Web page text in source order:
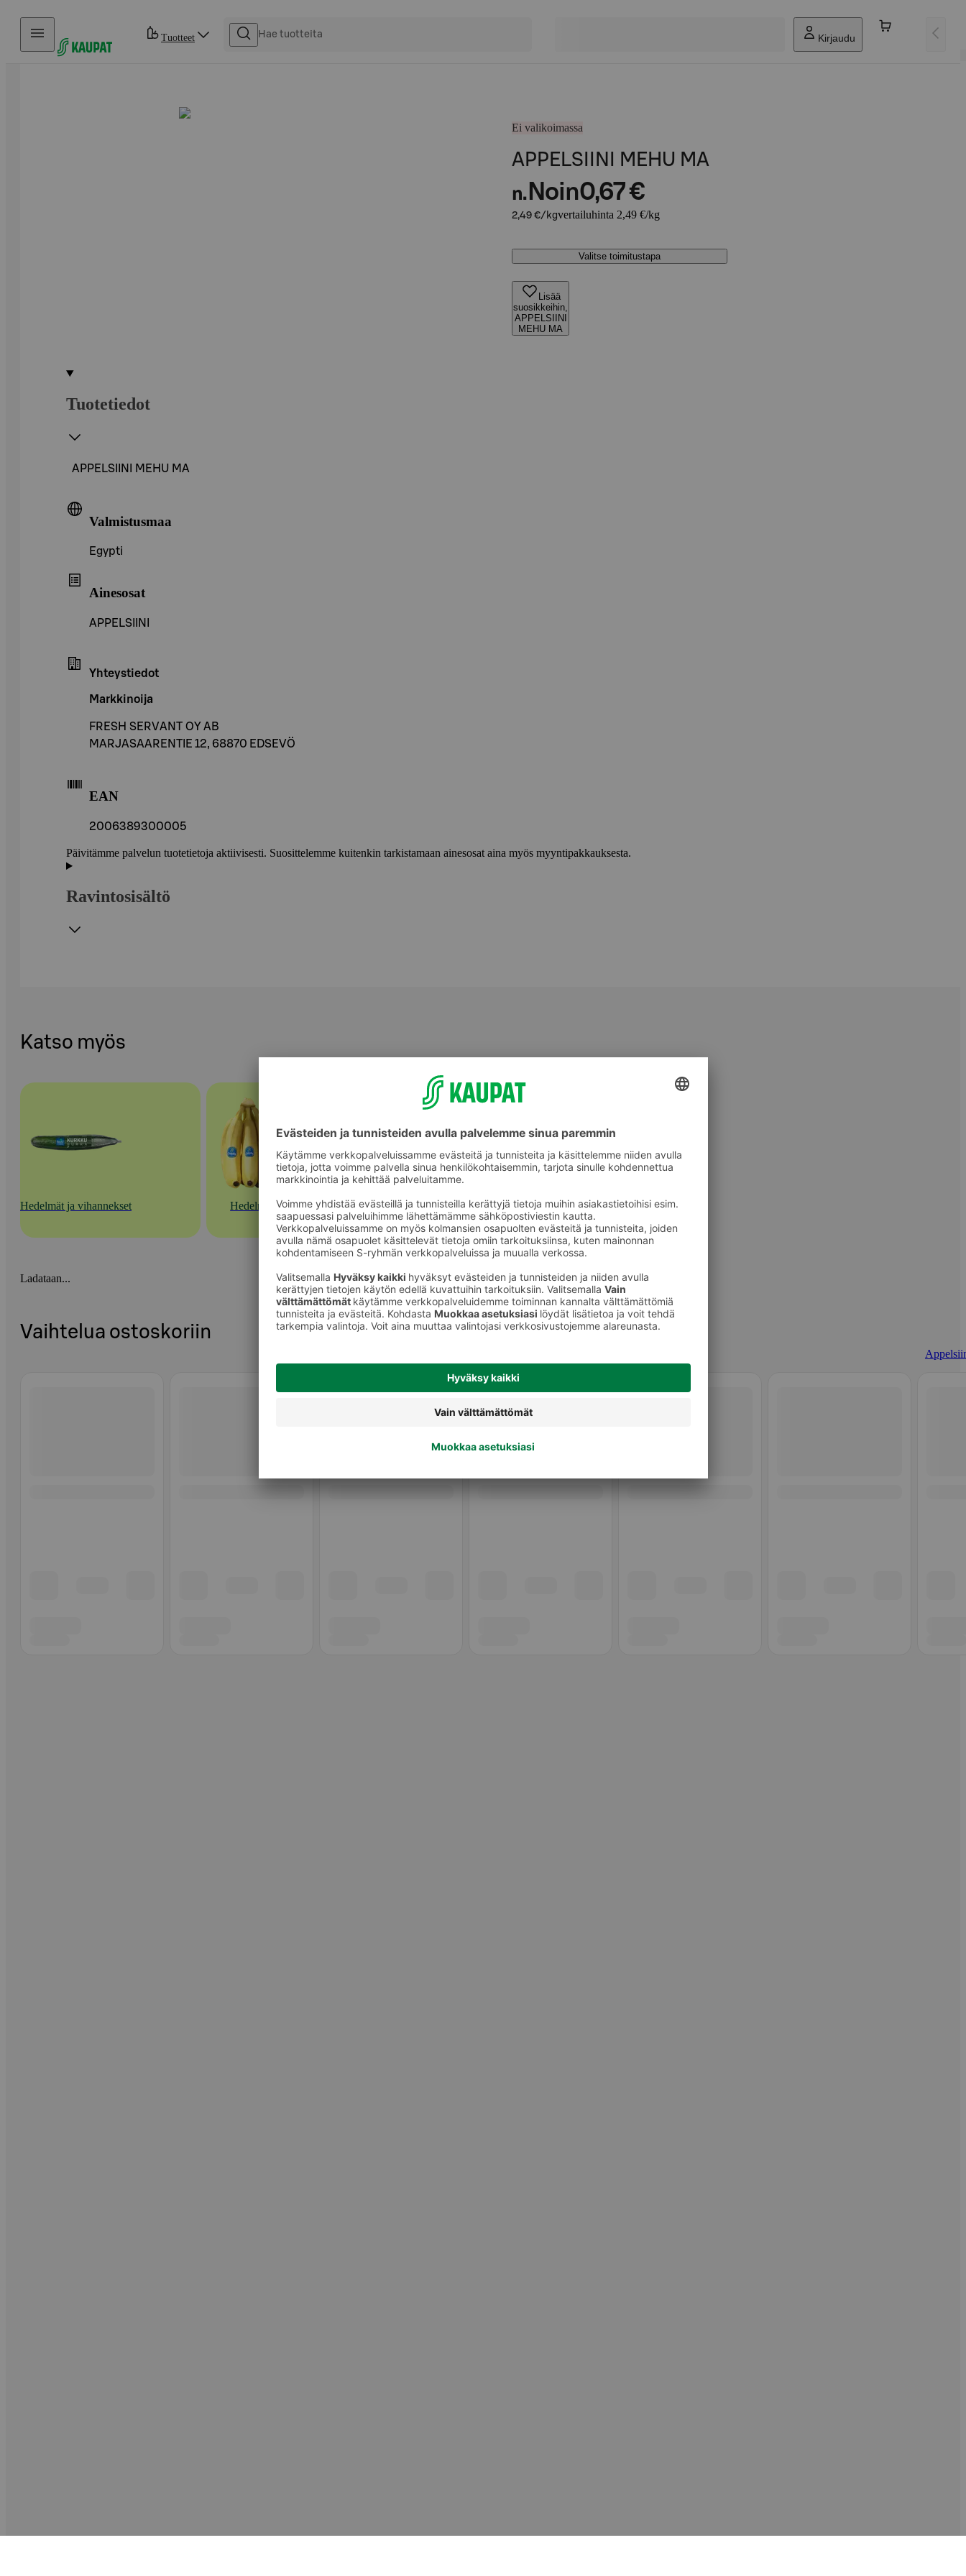
Hyppää sisältöön
Tuotteet Kirjaudu
Ei valikoimassa
APPELSIINI MEHU MA
n. Noin0,67 €
2,49 €/kgvertailuhinta 2,49 €/kg
Valitse toimitustapa
Lisää
suosikkeihin,
APPELSIINI
MEHU MA
Tuotetiedot
APPELSIINI MEHU MA
Valmistusmaa
Egypti
Ainesosat
APPELSIINI
Yhteystiedot
Markkinoija
FRESH SERVANT OY AB
MARJASAARENTIE 12, 68870 EDSEVÖ
EAN
2006389300005
Päivitämme palvelun tuotetietoja aktiivisesti. Suosittelemme kuitenkin tarkistamaan ainesosat aina myös myyntipakkauksesta.
Ravintosisältö
Katso myös
Hedelmät ja vihannekset Hedelmät Appelsiinit
Ladataan...
Vaihtelua ostoskoriin